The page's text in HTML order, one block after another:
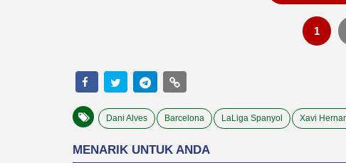
1
Dani Alves Barcelona LaLiga Spanyol Xavi